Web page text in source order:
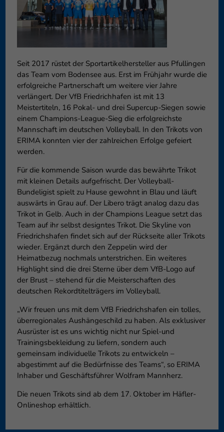
Seit 2017 rüstet der Sportartikelhersteller aus Pfullingen
das Team vom Bodensee aus. Erst im Frühjahr wurde die
erfolgreiche Partnerschaft um weitere vier Jahre
verlängert. Der VfB Friedrichhafen ist mit 13
Meistertiteln, 16 Pokal- und drei Supercup-Siegen sowie
einem Champions-League-Sieg die erfolgreichste
Mannschaft im deutschen Volleyball. In den Trikots von
ERIMA konnten vier der zahlreichen Erfolge gefeiert
werden.
Für die kommende Saison wurde das bewährte Trikot
mit kleinen Details aufgefrischt. Der Volleyball-
Bundeligist spielt zu Hause gewohnt in Blau und läuft
auswärts in Grau auf. Der Libero trägt analog dazu das
Trikot in Gelb. Auch in der Champions League setzt das
Team auf ihr selbst designtes Trikot. Die Skyline von
Friedrichshafen findet sich auf der Rückseite aller Trikots
wieder. Ergänzt durch den Zeppelin wird der
Heimatbezug nochmals unterstrichen. Ein weiteres
Highlight sind die drei Sterne über dem VfB-Logo auf
der Brust – stehend für die Meisterschaften des
deutschen Rekordtitelträgers im Volleyball.
„Wir freuen uns mit dem VfB Friedrichshafen ein tolles,
überregionales Aushängeschild zu haben. Als exklusiver
Ausrüster ist es uns wichtig nicht nur Spiel-und
Trainingsbekleidung zu liefern, sondern auch
gemeinsam individuelle Trikots zu entwickeln –
abgestimmt auf die Bedürfnisse des Teams“, so ERIMA
Inhaber und Geschäftsführer Wolfram Mannherz.
Die neuen Trikots sind ab dem 17. Oktober im Häfler-
Onlineshop erhältlich.
können Ihre Einwilligung zu ganzen Kategorien geben oder sich
weitere Informationen anzeigen lassen und so nur bestimmte
Cookies auswählen.
Speichern Nur essenzielle Cookies akzeptieren
Datenschutzeinstellungen
Essenziell (1)
Essenzielle Cookies ermöglichen grundlegende Funktionen und sind für
die einwandfreie Funktion der Website erforderlich.
Cookie-Informationen anzeigen
Externe Medien (6)
Inhalte von Videoplattformen und Social-Media-Plattformen werden
werden, bedarf der Zugriff auf diese Inhalte keiner manuellen
Einwilligung mehr.
Cookie-Informationen anzeigen
Datenschutzerklärung